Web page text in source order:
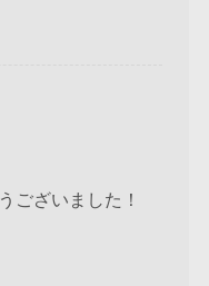
ございました！